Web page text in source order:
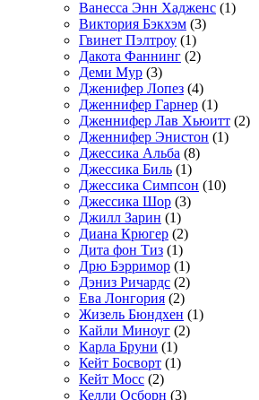
Ванесса Энн Хадженс (1)
Виктория Бэкхэм (3)
Гвинет Пэлтроу (1)
Дакота Фаннинг (2)
Деми Мур (3)
Дженифер Лопез (4)
Дженнифер Гарнер (1)
Дженнифер Лав Хьюитт (2)
Дженнифер Энистон (1)
Джессика Альба (8)
Джессика Биль (1)
Джессика Симпсон (10)
Джессика Шор (3)
Джилл Зарин (1)
Диана Крюгер (2)
Дита фон Тиз (1)
Дрю Бэрримор (1)
Дэниз Ричардс (2)
Ева Лонгория (2)
Жизель Бюндхен (1)
Кайли Миноуг (2)
Карла Бруни (1)
Кейт Босворт (1)
Кейт Мосс (2)
Келли Осборн (3)